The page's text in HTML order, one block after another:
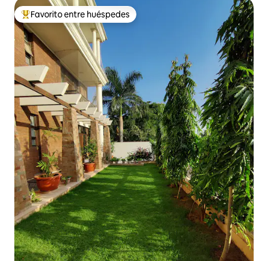
De los mejores en Favorito entre huéspedes
Favorito entre huéspedes